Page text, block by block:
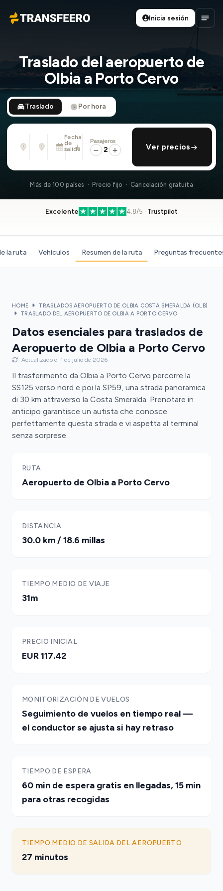
Transfeero
Inicia sesión
Abrir
Traslado del aeropuerto de
Olbia a Porto Cervo
Traslado Por hora
Desde
Dirección, aeropuerto, hotel, ...
Hasta
Dirección, aeropuerto, hotel, ...
Fecha
de
salida
Mar., 11 Ago. · 01:45 PM
añadir regreso
Pasajeros
2 Ver precios
Más de 100 países · Precio fijo · Cancelación gratuita
Excelente 4.8/5 · Trustpilot
la ruta Vehículos Resumen de la ruta Preguntas
HOME
TRASLADOS AEROPUERTO DE OLBIA COSTA SMERALDA (OLB)
TRASLADO DEL AEROPUERTO DE OLBIA A PORTO CERVO
Datos esenciales para traslados de
Aeropuerto de Olbia a Porto Cervo
Actualizado el 1 de julio de 2026
Il trasferimento da Olbia a Porto Cervo percorre la
SS125 verso nord e poi la SP59, una strada panoramica
di 30 km attraverso la Costa Smeralda. Prenotare in
anticipo garantisce un autista che conosce
perfettamente questa strada e vi aspetta al terminal
senza sorprese.
RUTA
Aeropuerto de Olbia a Porto Cervo
DISTANCIA
30.0 km / 18.6 millas
TIEMPO MEDIO DE VIAJE
31m
PRECIO INICIAL
EUR 117.42
MONITORIZACIÓN DE VUELOS
Seguimiento de vuelos en tiempo real —
el conductor se ajusta si hay retraso
TIEMPO DE ESPERA
60 min de espera gratis en llegadas, 15 min
para otras recogidas
TIEMPO MEDIO DE SALIDA DEL AEROPUERTO
27 minutos